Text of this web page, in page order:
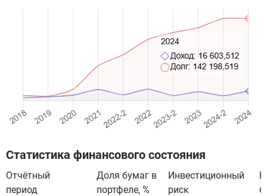
Статистика финансового состояния
Отчётный
период
Доля бумаг в
портфеле, %
Инвестиционный
риск